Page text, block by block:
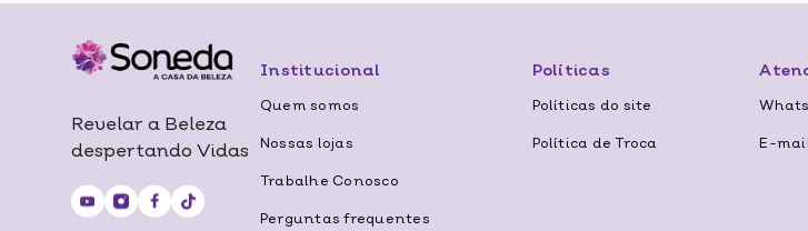
Revelar a Beleza
despertando Vidas
Institucional
Quem somos
Nossas lojas
Trabalhe Conosco
Perguntas frequentes
Políticas
Políticas do site
Política de Troca E-